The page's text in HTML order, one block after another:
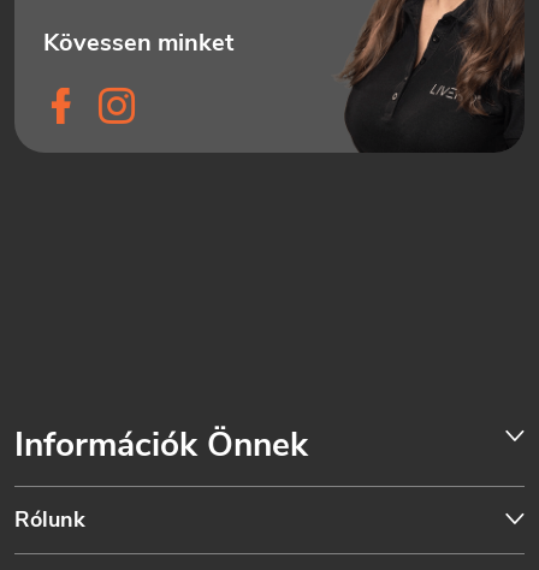
Információk Önnek
Rólunk